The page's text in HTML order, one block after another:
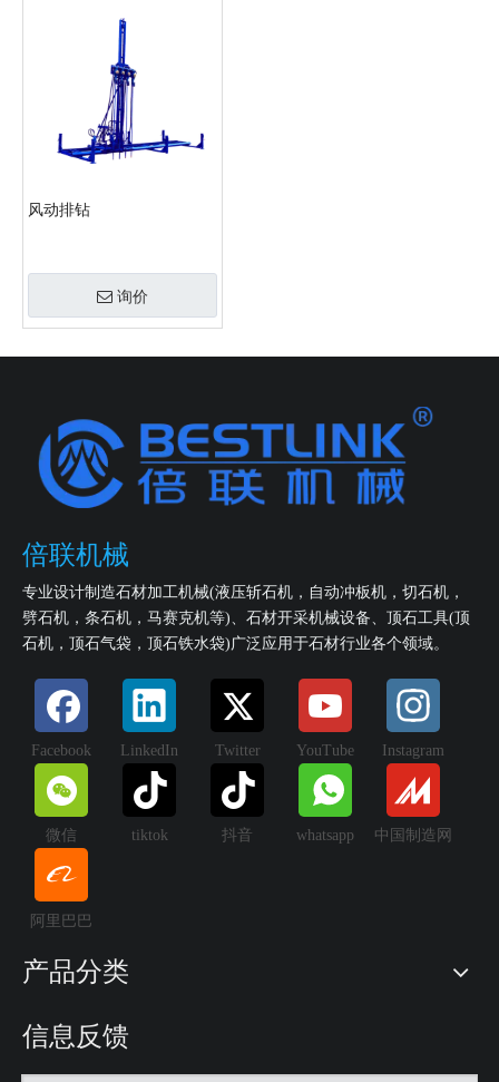
风动排钻
询价
倍联机械
专业设计制造石材加工机械(液压斩石机，自动冲板机，切石机，
劈石机，条石机，马赛克机等)、石材开采机械设备、顶石工具(顶
石机，顶石气袋，顶石铁水袋)广泛应用于石材行业各个领域。
Facebook LinkedIn Twitter YouTube Instagram
微信 tiktok 抖音 whatsapp 中国制造网
阿里巴巴
产品分类
信息反馈